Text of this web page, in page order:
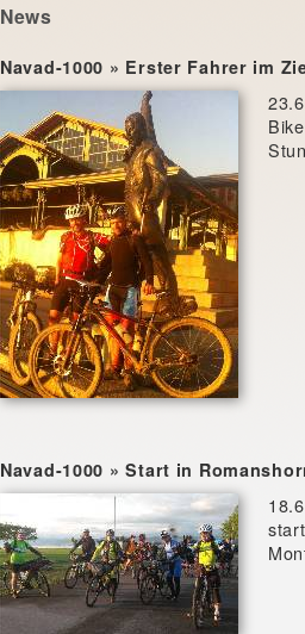
News
Navad-1000 » Erster Fahrer im
Navad-1000 » Start in